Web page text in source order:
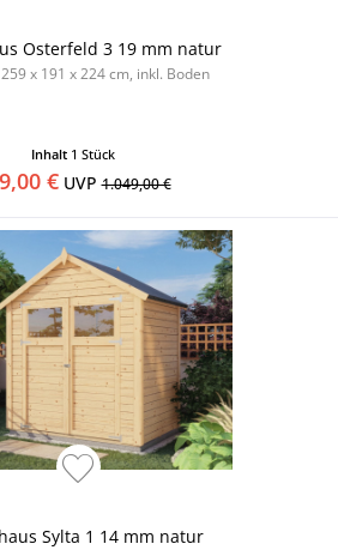
Osterfeld 3 19 mm natur
259 x 191 x 224 cm, inkl. Boden
Inhalt 1 Stück
€UVP1.049,00 €
Sylta 1 14 mm natur